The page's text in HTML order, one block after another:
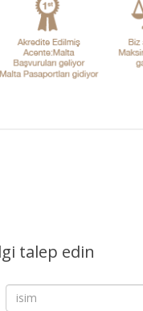
talep edin